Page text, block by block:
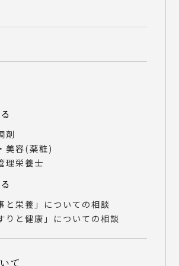
剤
美容(薬粧)
理栄養士
と栄養」についての相談
りと健康」についての相談
て